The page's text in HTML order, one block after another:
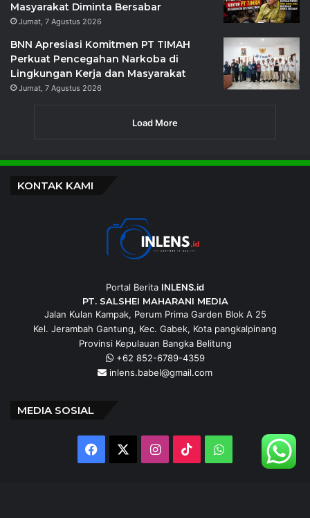
Masyarakat Diminta Bersabar
Jumat, 7 Agustus 2026
BNN Apresiasi Komitmen PT TIMAH
Perkuat Pencegahan Narkoba di
Lingkungan Kerja dan Masyarakat
Jumat, 7 Agustus 2026
Load More
KONTAK KAMI
Portal Berita INLENS.id
PT. SALSHEI MAHARANI MEDIA
Jalan Kulan Kampak, Perum Prima Garden Blok A 25
Kel. Jerambah Gantung, Kec. Gabek, Kota pangkalpinang
Provinsi Kepulauan Bangka Belitung
+62 852-6789-4359
inlens.babel@gmail.com
MEDIA SOSIAL
Facebook Instagram
TikTokWhatsApp